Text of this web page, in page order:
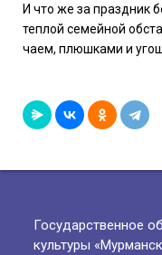
И что же за праздник
теплой семейной
чаем, плюшками и
Государственное
культуры